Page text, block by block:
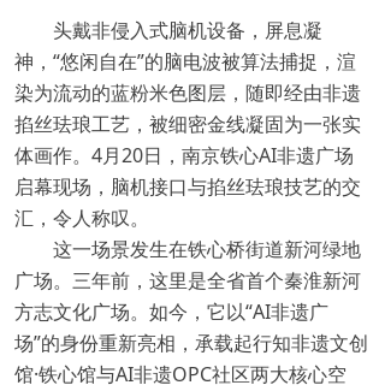
头戴非侵入式脑机设备，屏息凝
神，“悠闲自在”的脑电波被算法捕捉，渲
染为流动的蓝粉米色图层，随即经由非遗
掐丝珐琅工艺，被细密金线凝固为一张实
体画作。4月20日，南京铁心AI非遗广场
启幕现场，脑机接口与掐丝珐琅技艺的交
汇，令人称叹。
这一场景发生在铁心桥街道新河绿地
广场。三年前，这里是全省首个秦淮新河
方志文化广场。如今，它以“AI非遗广
场”的身份重新亮相，承载起行知非遗文创
馆·铁心馆与AI非遗OPC社区两大核心空